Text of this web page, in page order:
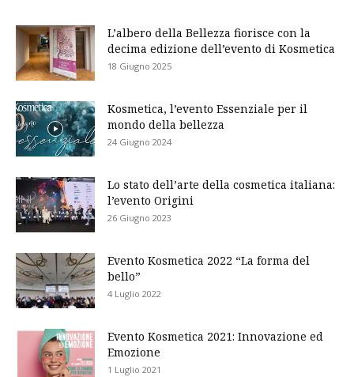
L’albero della Bellezza fiorisce con la
decima edizione dell’evento di Kosmetica
18 Giugno 2025
Kosmetica, l’evento Essenziale per il
mondo della bellezza
24 Giugno 2024
Lo stato dell’arte della cosmetica italiana:
l’evento Origini
26 Giugno 2023
Evento Kosmetica 2022 “La forma del
bello”
4 Luglio 2022
Evento Kosmetica 2021: Innovazione ed
Emozione
1 Luglio 2021